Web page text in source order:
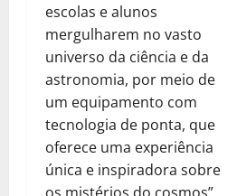
escolas e alunos
mergulharem no vasto
universo da ciência e da
astronomia, por meio de
um equipamento com
tecnologia de ponta, que
oferece uma experiência
única e inspiradora sobre
os mistérios do cosmos”,